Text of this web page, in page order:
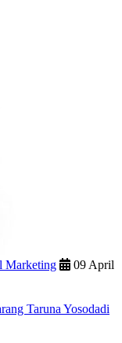
Marketing
09 April
Taruna Yosodadi